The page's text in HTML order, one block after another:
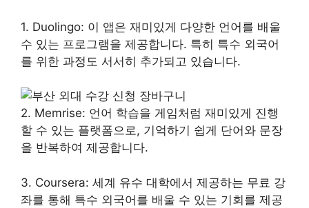
1. Duolingo: 이 앱은 재미있게 다양한 언어를 배울
수 있는 프로그램을 제공합니다. 특히 특수 외국어
를 위한 과정도 서서히 추가되고 있습니다.
2. Memrise: 언어 학습을 게임처럼 재미있게 진행
할 수 있는 플랫폼으로, 기억하기 쉽게 단어와 문장
을 반복하여 제공합니다.
3. Coursera: 세계 유수 대학에서 제공하는 무료 강
좌를 통해 특수 외국어를 배울 수 있는 기회를 제공